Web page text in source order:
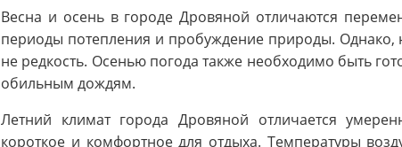
Весна и осень в городе Дровяной отличаются
периоды потепления и пробуждение природы.
не редкость. Осенью погода также необходимо быть
обильным дождям.
Летний климат города Дровяной отличается
короткое и комфортное для отдыха. Температуры